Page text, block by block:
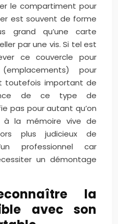
le compartiment pour
est souvent de forme
grand qu’une carte
par une vis. Si tel est
ce couvercle pour
pour
toutefois important de
de ce type de
pas pour autant qu’on
la mémoire vive de
plus judicieux de
professionnel car
un démontage
la
avec son